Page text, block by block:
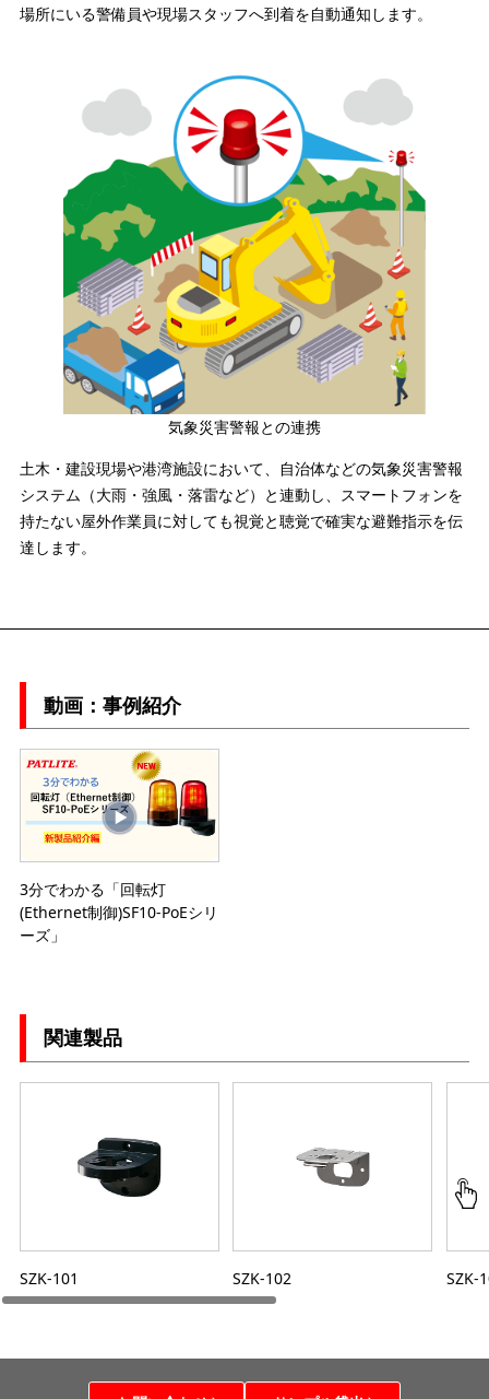
場所にいる警備員や現場スタッフへ到着を自動通知します。
気象災害警報との連携
土木・建設現場や港湾施設において、自治体などの気象災害警報
システム（大雨・強風・落雷など）と連動し、スマートフォンを
持たない屋外作業員に対しても視覚と聴覚で確実な避難指示を伝
達します。
動画：事例紹介
3分でわかる「回転灯
(Ethernet制御)SF10-PoEシリ
ーズ」
関連製品
SZK-101 SZK-102 SZK-